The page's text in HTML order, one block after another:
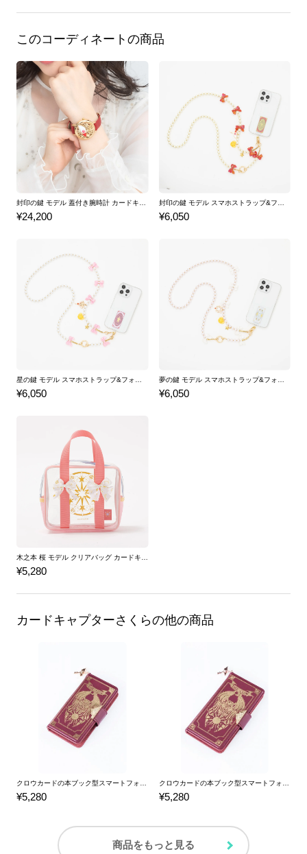
このコーディネートの商品
¥24,200 ¥6,050
¥6,050 ¥6,050
¥5,280
カードキャプターさくらの他の商品
¥5,280 ¥5,280
商品をもっと見る